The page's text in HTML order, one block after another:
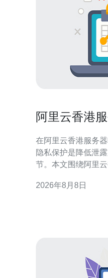
阿里云香港
在阿里云香港服务
隐私保护是降低泄
节。本文围绕阿里
议，适用于企业与
2026年8月8日